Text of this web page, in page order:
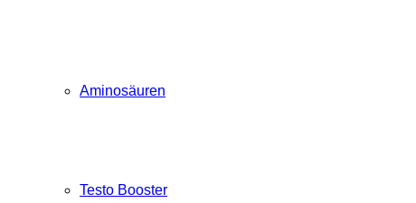
Aminosäuren
Testo Booster